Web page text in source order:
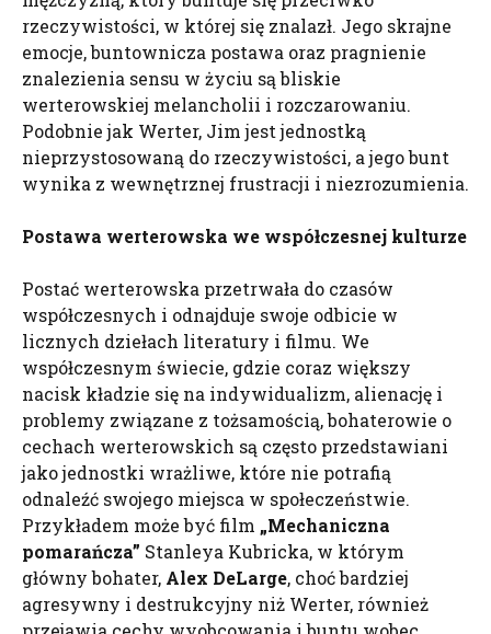
rzeczywistości, w której się znalazł. Jego skrajne
emocje, buntownicza postawa oraz pragnienie
znalezienia sensu w życiu są bliskie
werterowskiej melancholii i rozczarowaniu.
Podobnie jak Werter, Jim jest jednostką
nieprzystosowaną do rzeczywistości, a jego bunt
wynika z wewnętrznej frustracji i niezrozumienia.
Postawa werterowska we współczesnej kulturze
Postać werterowska przetrwała do czasów
współczesnych i odnajduje swoje odbicie w
licznych dziełach literatury i filmu. We
współczesnym świecie, gdzie coraz większy
nacisk kładzie się na indywidualizm, alienację i
problemy związane z tożsamością, bohaterowie o
cechach werterowskich są często przedstawiani
jako jednostki wrażliwe, które nie potrafią
odnaleźć swojego miejsca w społeczeństwie.
Przykładem może być film „Mechaniczna
pomarańcza” Stanleya Kubricka, w którym
główny bohater, Alex DeLarge, choć bardziej
agresywny i destrukcyjny niż Werter, również